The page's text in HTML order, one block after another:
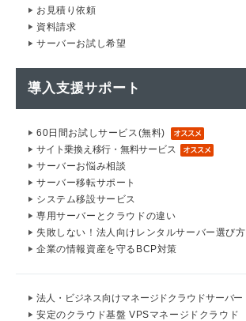
お見積り依頼
資料請求
サーバーお試し希望
導入支援サポート
60日間お試しサービス(無料)
サイト乗換え移行・無料サービス
サーバーお悩み相談
サーバー移転サポート
システム移設サービス
専用サーバーとクラウドの違い
失敗しない！法人向けレンタルサーバー選び方
企業の情報資産を守るBCP対策
法人・ビジネス向けマネージドクラウドサーバー
安定のクラウド基盤 VPSマネージドクラウド